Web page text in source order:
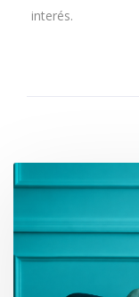
interés.